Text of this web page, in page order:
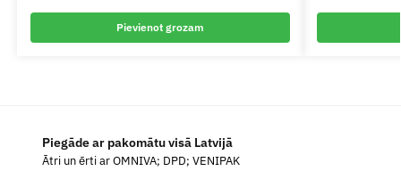
Pievienot grozam
Piegāde ar pakomātu visā Latvijā
Ātri un ērti ar OMNIVA; DPD; VENIPAK